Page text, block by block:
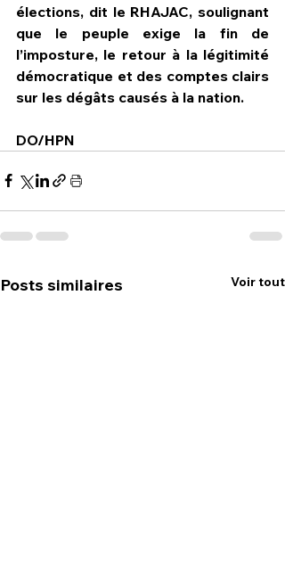
élections, dit le RHAJAC, soulignant
que le peuple exige la fin de
l’imposture, le retour à la légitimité
démocratique et des comptes clairs
sur les dégâts causés à la nation.
DO/HPN
Posts similaires Voir tout